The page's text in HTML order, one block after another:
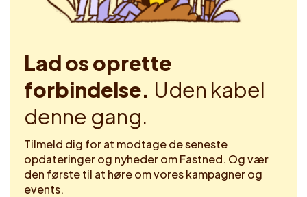
Lad os oprette
forbindelse. Uden kabel
denne gang.
Tilmeld dig for at modtage de seneste
opdateringer og nyheder om Fastned. Og vær
den første til at høre om vores kampagner og
events.